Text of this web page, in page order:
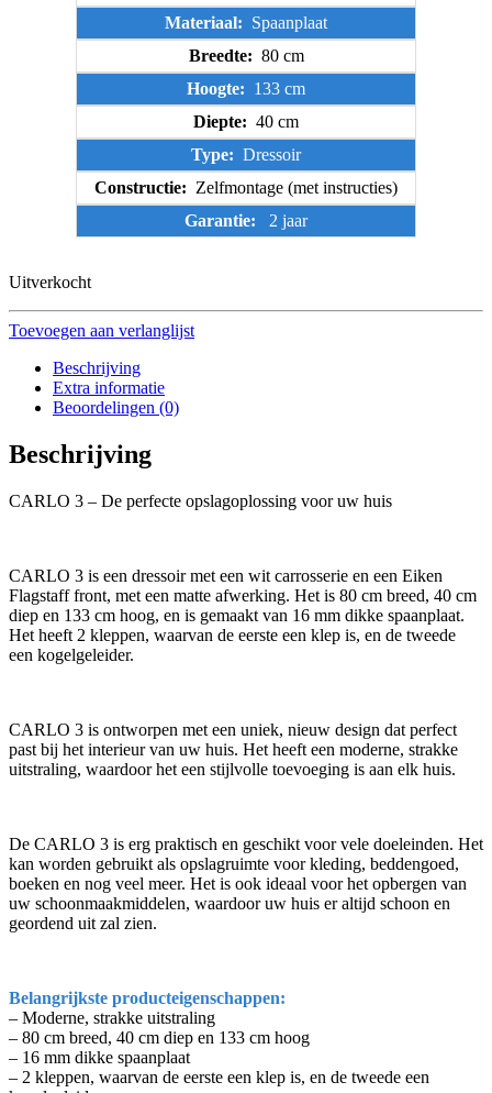
Materiaal: Spaanplaat
Breedte: 80 cm
Hoogte: 133 cm
Diepte: 40 cm
Type: Dressoir
Constructie: Zelfmontage (met instructies)
Garantie: 2 jaar
Uitverkocht
Toevoegen aan verlanglijst
Beschrijving
Extra informatie
Beoordelingen (0)
Beschrijving
CARLO 3 – De perfecte opslagoplossing voor uw huis
CARLO 3 is een dressoir met een wit carrosserie en een Eiken
Flagstaff front, met een matte afwerking. Het is 80 cm breed, 40 cm
diep en 133 cm hoog, en is gemaakt van 16 mm dikke spaanplaat.
Het heeft 2 kleppen, waarvan de eerste een klep is, en de tweede
een kogelgeleider.
CARLO 3 is ontworpen met een uniek, nieuw design dat perfect
past bij het interieur van uw huis. Het heeft een moderne, strakke
uitstraling, waardoor het een stijlvolle toevoeging is aan elk huis.
De CARLO 3 is erg praktisch en geschikt voor vele doeleinden. Het
kan worden gebruikt als opslagruimte voor kleding, beddengoed,
boeken en nog veel meer. Het is ook ideaal voor het opbergen van
uw schoonmaakmiddelen, waardoor uw huis er altijd schoon en
geordend uit zal zien.
Belangrijkste producteigenschappen:
– Moderne, strakke uitstraling
– 80 cm breed, 40 cm diep en 133 cm hoog
– 16 mm dikke spaanplaat
– 2 kleppen, waarvan de eerste een klep is, en de tweede een